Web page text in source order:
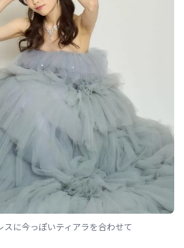
スに今っぽいティアラを合わせて